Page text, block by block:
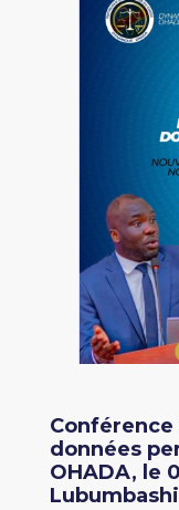
données
OHADA, le
Lubumbashi